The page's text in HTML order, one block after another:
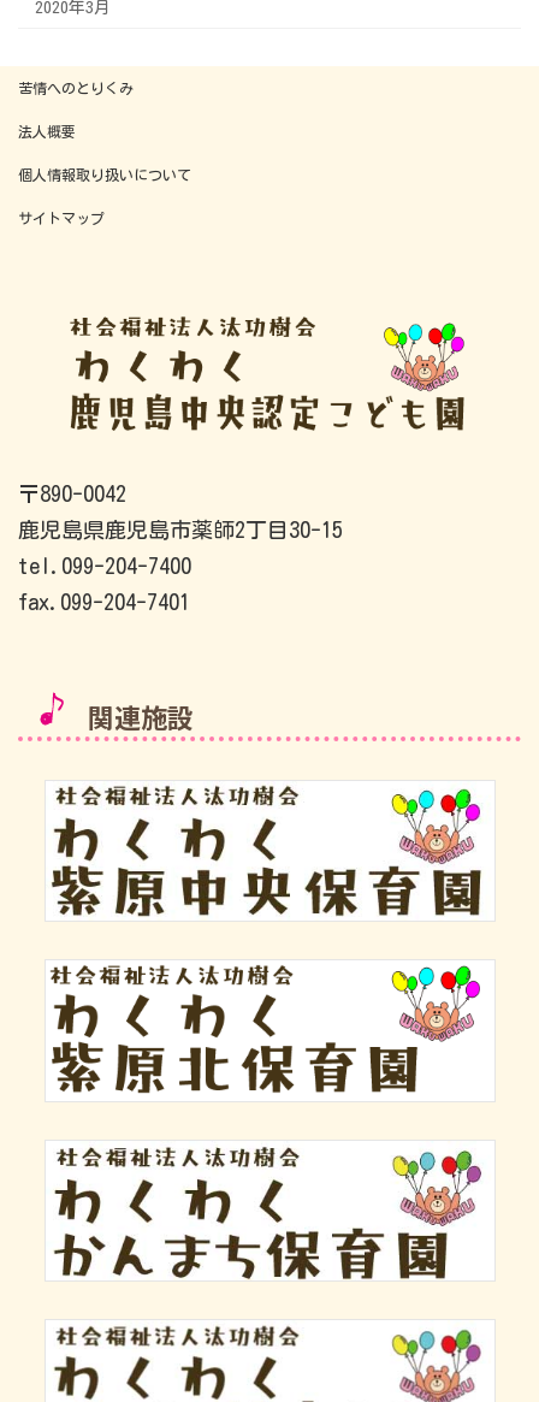
2020年3月
苦情へのとりくみ
法人概要
個人情報取り扱いについて
サイトマップ
〒890-0042
鹿児島県鹿児島市薬師2丁目30-15
tel.099-204-7400
fax.099-204-7401
関連施設